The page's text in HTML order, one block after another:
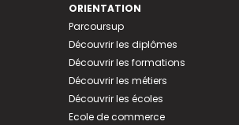
ORIENTATION
Parcoursup
Découvrir les diplômes
Découvrir les formations
Découvrir les métiers
Découvrir les écoles
Ecole de commerce